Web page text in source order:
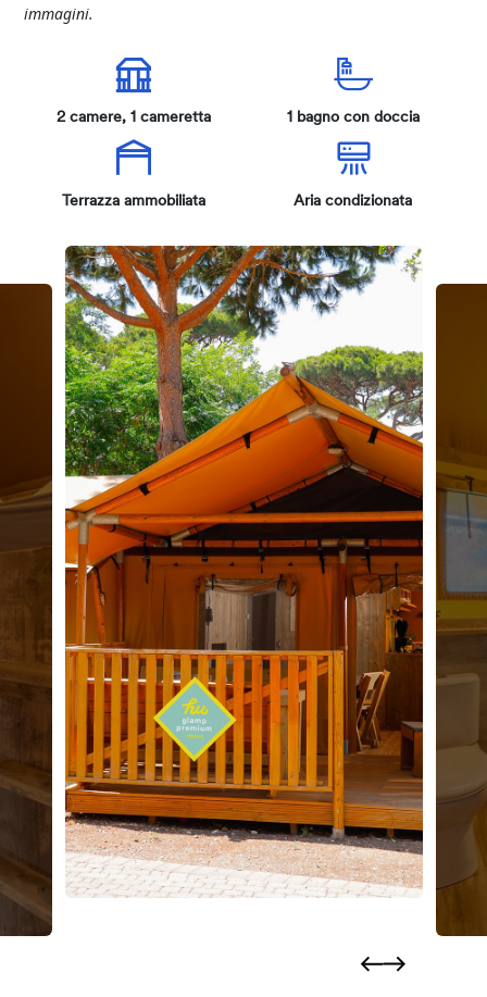
immagini.
2 camere, 1 cameretta 1 bagno con doccia
Terrazza ammobiliata Aria condizionata